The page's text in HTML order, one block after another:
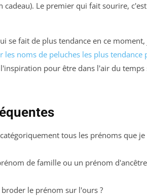
cadeau). Le premier qui fait sourire,
se fait de plus tendance en ce
les noms de peluches les plus tendance
pour être dans l'air du temps
tous les prénoms que je
de famille ou un prénom
le prénom sur l'ours ?